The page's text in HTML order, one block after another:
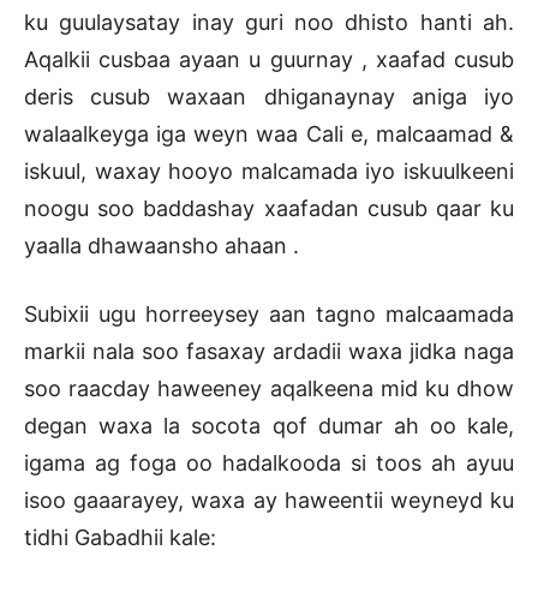
ku guulaysatay inay guri noo dhisto hanti ah.
Aqalkii cusbaa ayaan u guurnay , xaafad cusub
deris cusub waxaan dhiganaynay aniga iyo
walaalkeyga iga weyn waa Cali e, malcaamad &
iskuul, waxay hooyo malcamada iyo iskuulkeeni
noogu soo baddashay xaafadan cusub qaar ku
yaalla dhawaansho ahaan .
Subixii ugu horreeysey aan tagno malcaamada
markii nala soo fasaxay ardadii waxa jidka naga
soo raacday haweeney aqalkeena mid ku dhow
degan waxa la socota qof dumar ah oo kale,
igama ag foga oo hadalkooda si toos ah ayuu
isoo gaaarayey, waxa ay haweentii weyneyd ku
tidhi Gabadhii kale: